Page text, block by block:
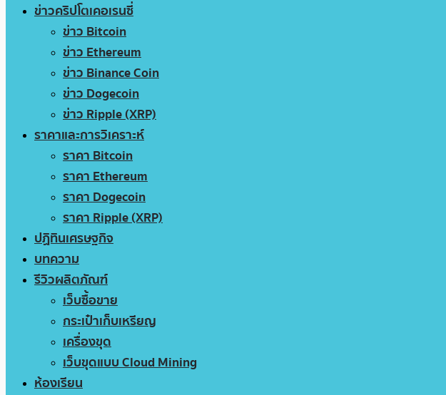
ข่าวคริปโตเคอเรนซี่
ข่าว Bitcoin
ข่าว Ethereum
ข่าว Binance Coin
ข่าว Dogecoin
ข่าว Ripple (XRP)
ราคาและการวิเคราะห์
ราคา Bitcoin
ราคา Ethereum
ราคา Dogecoin
ราคา Ripple (XRP)
ปฏิทินเศรษฐกิจ
บทความ
รีวิวผลิตภัณฑ์
เว็บซื้อขาย
กระเป๋าเก็บเหรียญ
เครื่องขุด
เว็บขุดแบบ Cloud Mining
ห้องเรียน